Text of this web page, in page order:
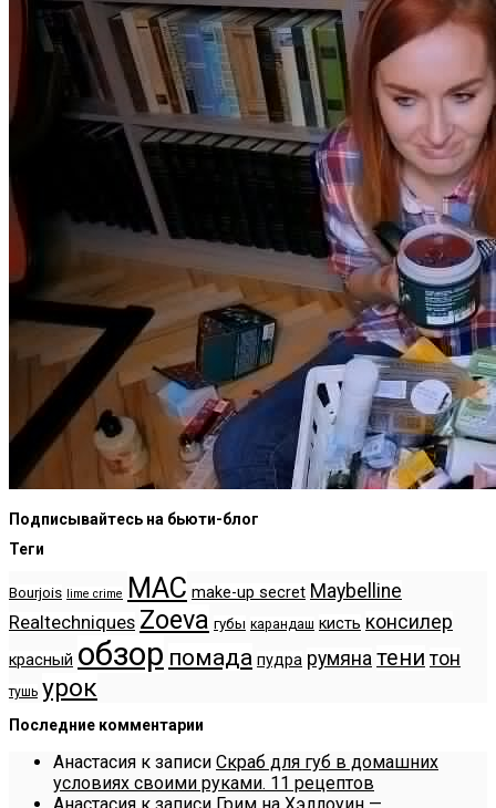
Подписывайтесь на бьюти-блог
Теги
Bourjois lime crime MAC make-up secret Maybelline
Realtechniques Zoeva губы карандаш кисть консилер
красный обзор помада пудра румяна тени тон
тушь урок
Последние комментарии
Анастасия к записи Скраб для губ в домашних
условиях своими руками. 11 рецептов
Анастасия к записи Грим на Хэллоуин —